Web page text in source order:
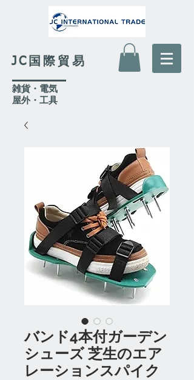
JC国際貿易
​雑貨・電気
​屋外・工具
バンド4本付ガーデン
シューズ 芝生のエア
レーションスパイク